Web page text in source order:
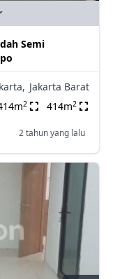
Semi
Jakarta Barat
2 414m2
2 tahun yang lalu